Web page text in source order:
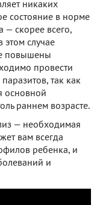
никаких
состояние в норме
— скорее всего,
этом случае
повышены
провести
так как
основной
раннем возрасте.
— необходимая
вам всегда
ребенка, и
и